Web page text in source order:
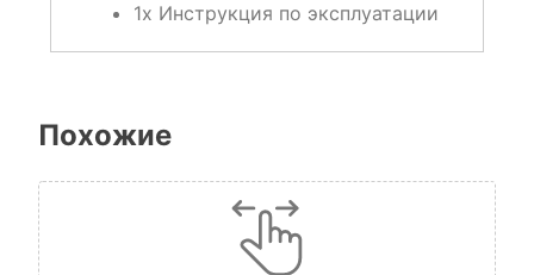
1х Инструкция по эксплуатации
Похожие